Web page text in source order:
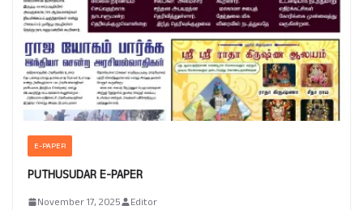
E-PAPER
PUTHUSUDAR E-PAPER
November 17, 2025 Editor